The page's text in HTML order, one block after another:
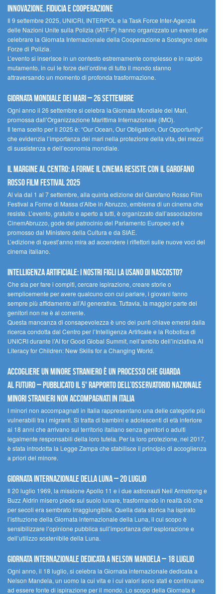
innovazione, fiducia e cooperazione
Il 9 settembre 2025, UNICRI, INTERPOL e la Task Force Inter-Agenzia
delle Nazioni Unite sulla Polizia (IATF-P) hanno organizzato un evento per
celebrare la Giornata Internazionale della Cooperazione a Sostegno delle
Forze di Polizia.
L’evento si inserisce in un contesto estremamente complesso e in rapido
mutamento, in cui le forze dell’ordine di tutto il mondo stanno
attraversando un momento di profonda trasformazione.
Giornata Mondiale dei Mari – 26 settembre
Ogni anno il 26 settembre si celebra la Giornata Mondiale dei Mari,
promossa dall’Organizzazione Marittima Internazionale (IMO).
Il tema scelto per il 2025 è: “Our Ocean, Our Obligation, Our Opportunity”
che evidenzia l’importanza dei mari nella protezione della vita, dei mezzi
di sussistenza e dell’economia mondiale.
Il margine al centro: a Forme il cinema resiste con il Garofano
Rosso Film Festival 2025
Al via dal 1 al 7 settembre, alla quinta edizione del Garofano Rosso Film
Festival a Forme di Massa d’Albe in Abruzzo, emblema di un cinema che
resiste. L’evento, gratuito e aperto a tutti, è organizzato dall’associazione
CinemAbruzzo, gode del patrocinio del Parlamento Europeo ed è
promosso dal Ministero della Cultura e da SIAE.
L’edizione di quest’anno mira ad accendere i riflettori sulle nuove voci del
cinema italiano.
Intelligenza artificiale: i nostri figli la usano di nascosto?
Che sia per fare i compiti, cercare ispirazione, creare storie o
semplicemente per avere qualcuno con cui parlare, i giovani fanno
sempre più affidamento all’AI generativa. Tuttavia, la maggior parte dei
genitori non ne è al corrente.
Questa mancanza di consapevolezza è uno dei punti chiave emersi dalla
ricerca condotta dal Centro per l’Intelligenza Artificale e la Robotica di
UNICRI durante l’AI for Good Global Summit, nell’ambito dell’iniziativa AI
Literacy for Children: New Skills for a Changing World.
Accogliere un minore straniero è un processo che guarda
al futuro – Pubblicato il 5° rapporto dell’Osservatorio Nazionale
Minori Stranieri Non Accompagnati in Italia
I minori non accompagnati in Italia rappresentano una delle categorie più
vulnerabili tra i migranti. Si tratta di bambini e adolescenti di età inferiore
ai 18 anni che arrivano sul territorio italiano senza genitori o adulti
legalmente responsabili della loro tutela. Per la loro protezione, nel 2017,
è stata introdotta la Legge Zampa che stabilisce il principio di accoglienza
a priori del minore.
Giornata Internazionale della Luna – 20 luglio
Il 20 luglio 1969, la missione Apollo 11 e i due astronauti Neil Armstrong e
Buzz Aldrin misero piede sul suolo lunare, trasformando in realtà ciò che
per secoli era sembrato irraggiungibile. Quella data storica ha ispirato
l’istituzione della Giornata internazionale della Luna, il cui scopo è
sensibilizzare l’opinione pubblica sull’importanza dell’esplorazione e
dell’utilizzo sostenibile della Luna.
Giornata internazionale dedicata a Nelson Mandela – 18 luglio
Ogni anno, il 18 luglio, si celebra la Giornata internazionale dedicata a
Nelson Mandela, un uomo la cui vita e i cui valori sono stati e continuano
ad essere fonte di ispirazione per il mondo. Lo scopo della Giornata è